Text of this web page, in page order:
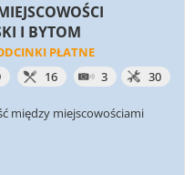
I BYTOM
PŁATNE
16 3 30
między miejscowościami